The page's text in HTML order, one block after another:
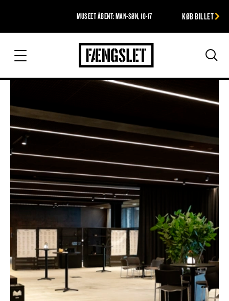
MUSEET ÅBENT: MAN-SØN, 10-17 KØB BILLET
Fængslet
Søg